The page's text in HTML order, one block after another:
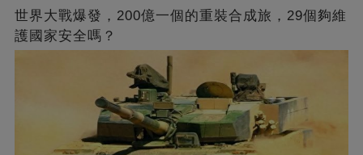
世界大戰爆發，200億一個的重裝合成旅，29個夠維
護國家安全嗎？